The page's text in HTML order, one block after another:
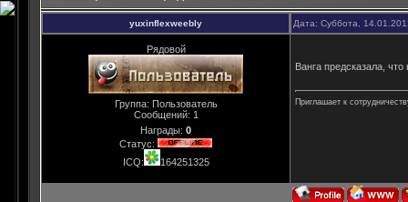
yuxinflexweebly Дата: Суббота,
Рядовой
Группа: Пользователь
Сообщений: 1
Награды: 0
Статус:
ICQ:
164251325
Ванга предсказала,
Приглашает к